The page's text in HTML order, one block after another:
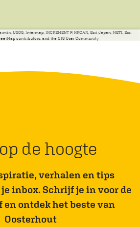
USGS, Intermap, INCREMENT P, NRCAN, Esri Japan, METI, Esri
contributors, and the GIS User Community
de hoogte
verhalen en tips
inbox. Schrijf je in voor de
ontdek het beste van
Oosterhout